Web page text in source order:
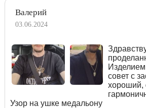
Валерий
03.06.2024
совет с
хороший,
Узор на ушке медальону